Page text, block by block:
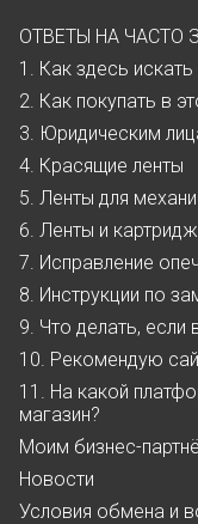
ОТВЕТЫ НА ЧАСТО
1. Как здесь
2. Как покупать в
3. Юридическим
4. Красящие ленты
5. Ленты для
6. Ленты и
7. Исправление
8. Инструкции по
9. Что делать, если
10. Рекомендую
11. На какой
магазин?
Моим бизнес-
Новости
Условия обмена и